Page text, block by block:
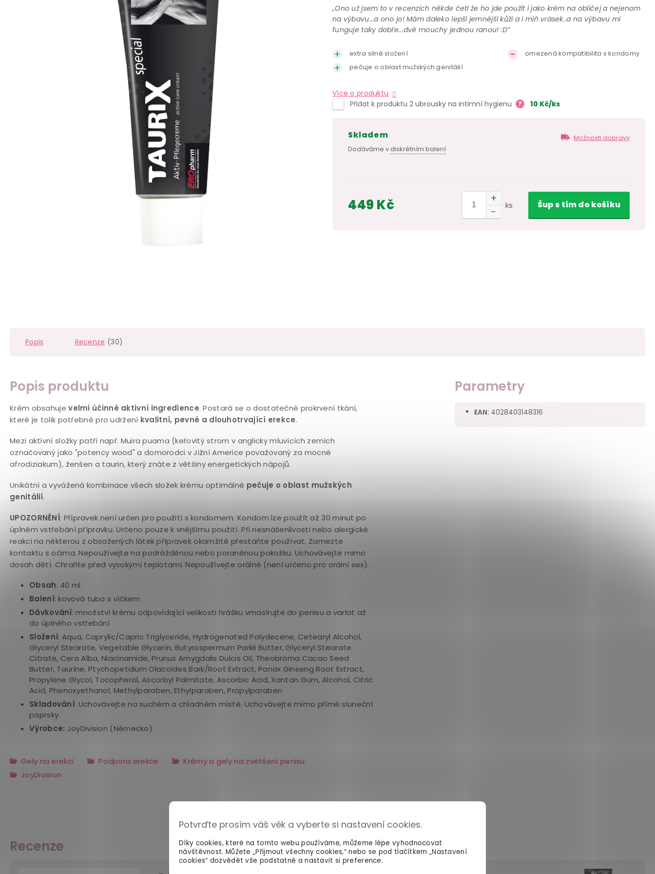
Potvrďte prosím váš věk a vyberte si nastavení cookies.
Díky cookies, které na tomto webu používáme, můžeme lépe vyhodnocovat
návštěvnost. Můžete „Přijmout všechny cookies,“ nebo se pod tlačítkem „Nastavení
cookies“ dozvědět vše podstatné a nastavit si preference.
„Ono už jsem to v recenzích někde četl že ho jde použít i jako krém na obličej a nejenom
na výbavu...a ono jo! Mám daleko lepší jemnější kůži a i míň vrásek..a na výbavu mi
funguje taky dobře...dvě mouchy jednou ranou! :D”
extra silné složení
pečuje o oblast mužských genitálií
omezená kompatibilita s kondomy
Více o produktu
Přidat k produktu 2 ubrousky na intimní hygienu
? 10 Kč/ks
skladem
Dodáváme vdiskrétním balení
Možnosti dopravy
449 Kč ks Šups tímdo košíku
Popis Recenze (30)
Popis produktu
Krém obsahujevelmi účinné aktivní ingredience. Postará se o dostatečné prokrvení tkání,
které je tolik potřebné pro udržení kvalitní, pevné a dlouhotrvající erekce.
Mezi aktivní složky patří např. Muira puama (keřovitý strom v anglicky mluvících zemích
označovaný jako "potency wood" a domorodci v Jižní Americe považovaný za mocné
afrodiziakum), ženšen a taurin, který znáte z většiny energetických nápojů.
Unikátní a vyvážená kombinace všech složek krému optimálně pečuje o oblast mužských
genitálií.
UPOZORNĚNÍ: Přípravek není určen pro použití s kondomem. Kondom lze použít až 30 minut po
úplném vstřebání přípravku. Určeno pouze k vnějšímu použití. Při nesnášenlivosti nebo alergické
reakci na některou z obsažených látek přípravek okamžitě přestaňte používat. Zamezte
kontaktu s očima. Nepoužívejte na podrážděnou nebo poraněnou pokožku. Uchovávejte mimo
dosah dětí. Chraňte před vysokými teplotami. Nepoužívejte orálně (není určeno pro orální sex).
Obsah: 40 ml
Balení: kovová tuba s víčkem
Dávkování: množství krému odpovídající velikosti hrášku vmasírujte do penisu a varlat až
do úplného vstřebání
Složení: Aqua, Caprylic/Capric Triglyceride, Hydrogenated Polydecene, Cetearyl Alcohol,
Glyceryl Stearate, Vegetable Glycerin, Butyrospermum Parkii Butter, Glyceryl Stearate
Citrate, Cera Alba, Niacinamide, Prunus Amygdalis Dulcis Oil, Theobroma Cacao Seed
Butter, Taurine, Ptychopetalum Olacoides Bark/Root Extract, Panax Ginseng Root Extract,
Propylene Glycol, Tocopherol, Ascorbyl Palmitate, Ascorbic Acid, Xantan Gum, Alcohol, Citric
Acid, Phenoxyethanol, Methylparaben, Ethylparaben, Propylparaben
Skladování: Uchovávejte na suchém a chladném místě. Uchovávejte mimo přímé sluneční
paprsky.
Výrobce: JoyDivision (Německo)
Gely na erekci Podpora erekce
Krémy a gely na zvětšení penisu
JoyDivision
Parametry
EAN: 4028403148316
Recenze